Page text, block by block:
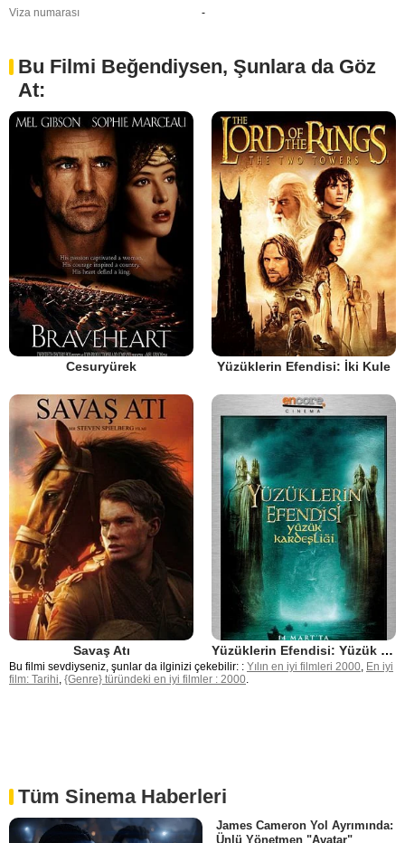
Viza numarası
-
Bu Filmi Beğendiysen, Şunlara da Göz
At:
Cesuryürek Yüzüklerin Efendisi: İki Kule
Savaş Atı Yüzüklerin Efendisi: Yüzük Kardeşliği
Bu filmi sevdiyseniz, şunlar da ilginizi çekebilir: : Yılın en iyi filmleri 2000, En iyi
film: Tarihi, {Genre} türündeki en iyi filmler : 2000.
Tüm Sinema Haberleri
James Cameron Yol Ayrımında:
Ünlü Yönetmen "Avatar"